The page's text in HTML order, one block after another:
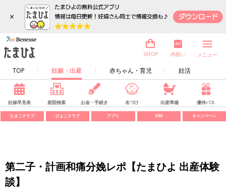
×
TOP 妊娠・出産 赤ちゃん・育児 妊活
SHOP 内祝い メニュー
妊娠早見表 産院検索 お金・手続き 名づけ 出産準備 優待パス
たまごクラブ ひよこクラブ アプリ SNS キャンペーン
第二子・計画和痛分娩レポ【たまひよ 出産体験
談】